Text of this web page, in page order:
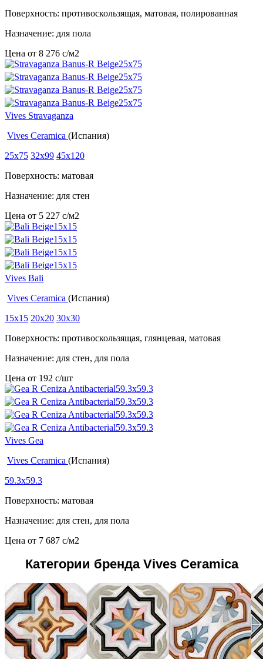
Поверхность: противоскользящая, матовая, полированная
Назначение: для пола
Цена от 8 276 c/м2
Vives Stravaganza
Vives Ceramica (Испания)
25x75 32x99 45x120
Поверхность: матовая
Назначение: для стен
Цена от 5 227 c/м2
Vives Bali
Vives Ceramica (Испания)
15x15 20x20 30x30
Поверхность: противоскользящая, глянцевая, матовая
Назначение: для стен, для пола
Цена от 192 c/шт
Vives Gea
Vives Ceramica (Испания)
59.3x59.3
Поверхность: матовая
Назначение: для стен, для пола
Цена от 7 687 c/м2
Категории бренда Vives Ceramica